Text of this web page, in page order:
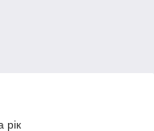
рік